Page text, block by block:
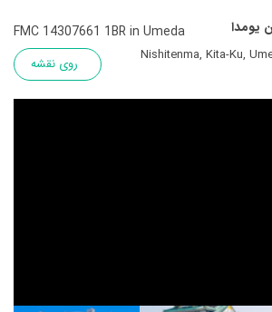
FMC 14307661 1BR in Umeda
3-5, Nishitenma, Kita-Ku,
روی نقشه